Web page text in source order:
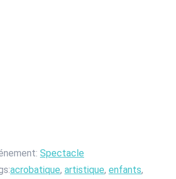
Spectacle
acrobatique, artistique, enfants,